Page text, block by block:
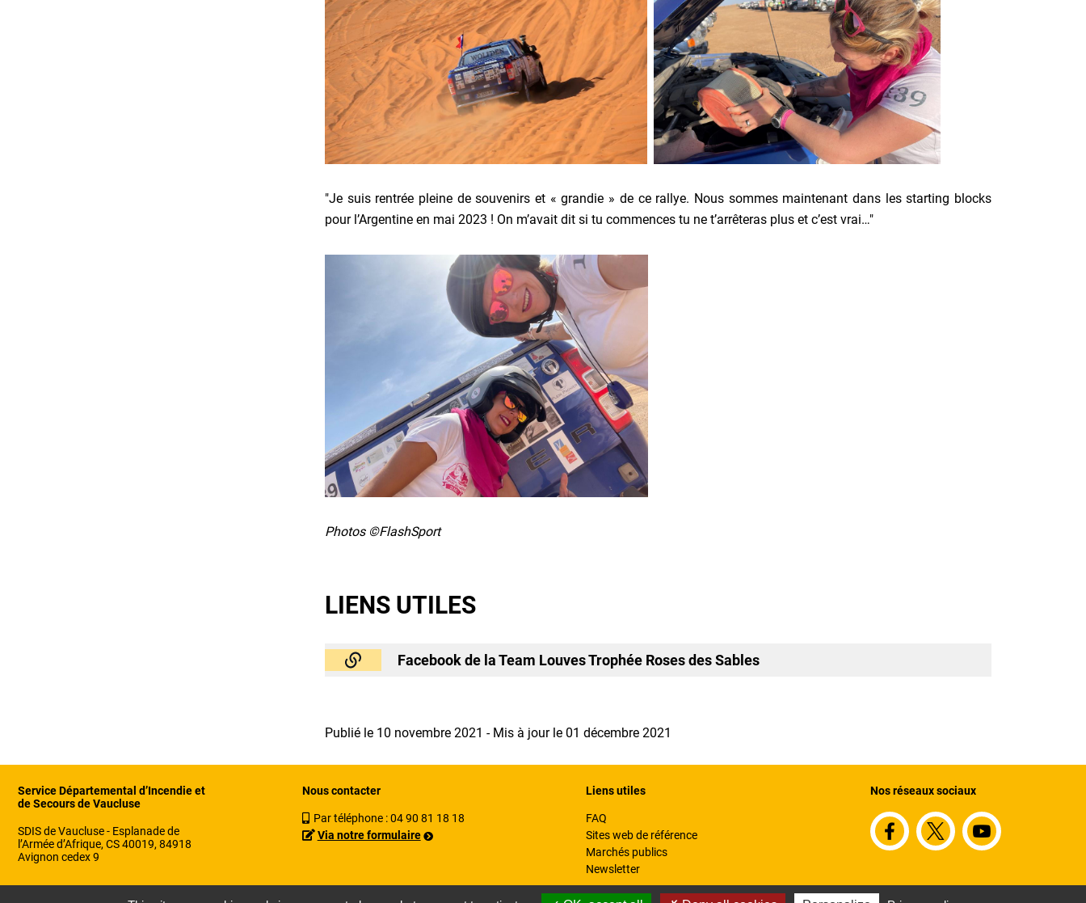
"Je suis rentrée pleine de souvenirs et « grandie » de ce rallye. Nous sommes maintenant dans les starting blocks
pour l’Argentine en mai 2023 ! On m’avait dit si tu commences tu ne t’arrêteras plus et c’est vrai…"
Photos ©FlashSport
LIENS UTILES
Facebook de la Team Louves Trophée Roses des Sables
Publié le 10 novembre 2021 - Mis à jour le 01 décembre 2021
Service Départemental d’Incendie et
de Secours de Vaucluse
SDIS de Vaucluse - Esplanade de
l’Armée d’Afrique, CS 40019, 84918
Avignon cedex 9
Nous contacter
Par téléphone :04 90 81 18 18
Via notre formulaire
Liens utiles
FAQ
Sites web de référence
Marchés publics
Newsletter
Nos réseaux sociaux